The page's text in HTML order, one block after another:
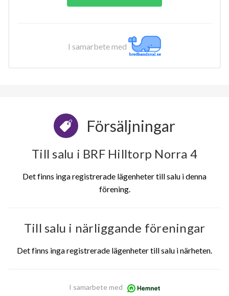
I samarbete med
Försäljningar
Till salu i BRF Hilltorp Norra 4
Det finns inga registrerade lägenheter till salu i denna
förening.
Till salu i närliggande föreningar
Det finns inga registrerade lägenheter till salu i närheten.
I samarbete med